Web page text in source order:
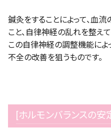
鍼灸をすることによって、血
こと、自律神経の乱れを整えて
この自律神経の調整機能によ
不全の改善を狙うものです。
[ホルモンバランスの安